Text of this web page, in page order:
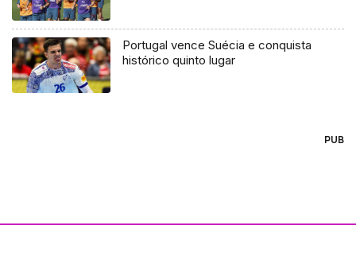
Portugal vence Suécia e conquista
histórico quinto lugar
PUB